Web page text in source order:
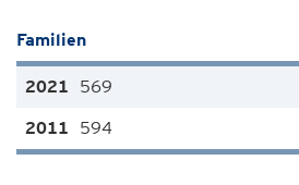
Familien
569
594